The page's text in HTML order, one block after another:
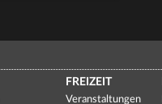
FREIZEIT
Veranstaltungen